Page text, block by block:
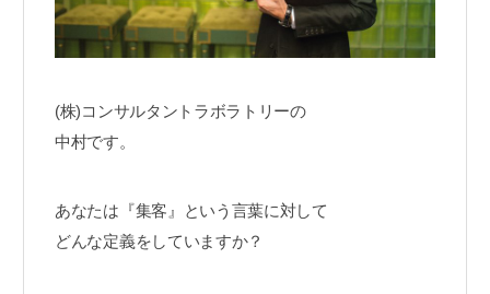
(株)コンサルタントラボラトリーの
中村です。
あなたは『集客』という言葉に対して
どんな定義をしていますか？